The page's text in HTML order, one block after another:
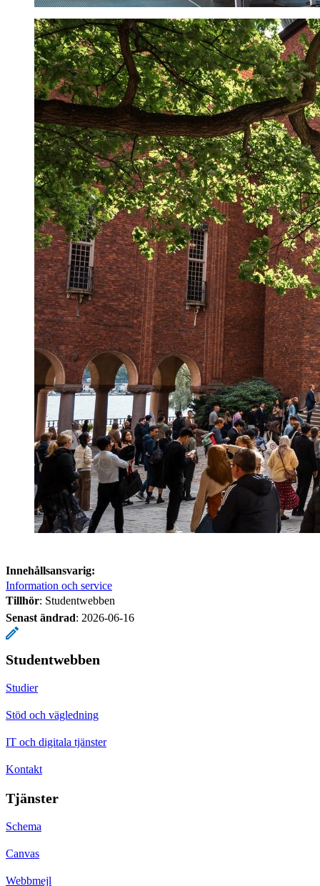
Innehållsansvarig:
Information och service
Tillhör: Studentwebben
Senast ändrad: 2026-06-16
Studentwebben
Studier
Stöd och vägledning
IT och digitala tjänster
Kontakt
Tjänster
Schema
Canvas
Webbmejl